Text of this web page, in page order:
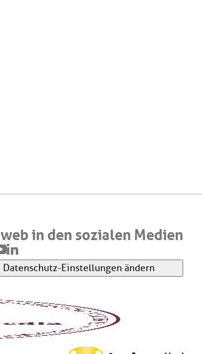
in den sozialen Medien
Datenschutz-Einstellungen ändern